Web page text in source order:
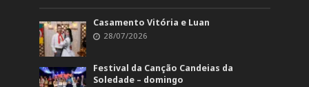
Casamento Vitória e Luan
28/07/2026
Festival da Canção Candeias da
Soledade – domingo